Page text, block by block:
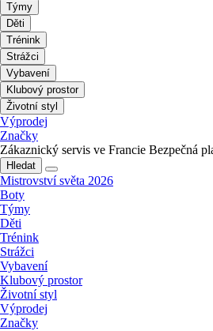
Týmy
Děti
Trénink
Strážci
Vybavení
Klubový prostor
Životní styl
Výprodej
Značky
Zákaznický servis ve Francie Bezpečná
Hledat
Mistrovství světa 2026
Boty
Týmy
Děti
Trénink
Strážci
Vybavení
Klubový prostor
Životní styl
Výprodej
Značky